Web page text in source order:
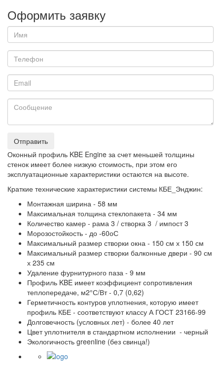
Оформить заявку
Отправить
Оконный профиль KBE Engine за счет меньшей толщины
стенок имеет более низкую стоимость, при этом его
эксплуатационные характеристики остаются на высоте.
Краткие технические характеристики системы КБЕ_Энджин:
Монтажная ширина - 58 мм
Максимальная толщина стеклопакета - 34 мм
Количество камер - рама 3 / створка 3 / импост 3
Морозостойкость - до -60оС
Максимальный размер створки окна - 150 см х 150 см
Максимальный размер створки балконные двери - 90 см
х 235 см
Удаление фурнитурного паза - 9 мм
Профиль KBE имеет коэффициент сопротивления
теплопередаче, м2°С/Вт - 0,7 (0,62)
Герметичность контуров уплотнения, которую имеет
профиль КБЕ - соответствуют классу А ГОСТ 23166-99
Долговечность (условных лет) - более 40 лет
Цвет уплотнителя в стандартном исполнении - черный
Экологичность greenline (без свинца!)